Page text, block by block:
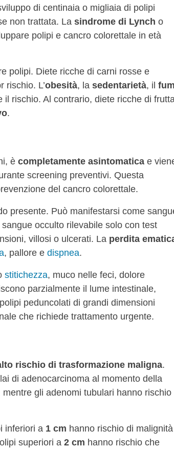
di centinaia o migliaia di polipi
non trattata. La sindrome di Lynch o
polipi e cancro colorettale in età
polipi. Diete ricche di carni rosse e
rischio. L’obesità, la sedentarietà, il
il rischio. Al contrario, diete ricche di
.
è completamente asintomatica e
screening preventivi. Questa
del cancro colorettale.
presente. Può manifestarsi come
occulto rilevabile solo con test
villosi o ulcerati. La perdita
, pallore e dispnea.
stitichezza, muco nelle feci, dolore
parzialmente il lume intestinale,
peduncolati di grandi dimensioni
che richiede trattamento urgente.
rischio di trasformazione maligna.
di adenocarcinoma al momento della
gli adenomi tubulari hanno rischio
inferiori a 1 cm hanno rischio di malignità
superiori a 2 cm hanno rischio che